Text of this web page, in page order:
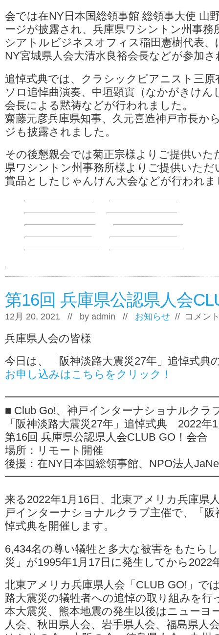
GO！
「阪
神
淡
路
大
27
年」
追
悼
と
懇
報
告
は
会では在NY日本国総領事館 総領事大使 山
ージが披露され、兵庫県ワシントン州事務
シアトルビジネスオフィス稲田憲樹代表
NY宮城県人会大清水良裕会長などが参加
追悼式典では、クラシックピアニスト三
ソロ追悼曲演奏、中垣顕實（なかがきけん
会長による黙祷などが行われました。
齋藤元彦兵庫県知事、久元喜造神戸市長か
ジも披露されました。
その後懇親会では菊正宗様よりご提供いた
県ワシントン州事務所様よりご提供いた
賞品としたじゃんけん大会などが行われま
第16回 兵庫県公認県人会
12月 20, 2021 // by admin // お知らせ //
第
16
県
公
会
GO！
会
は
コメン
兵庫県人会の皆様
今日は、「阪神淡路大震災27年」追悼式典
お申し込みはこちらをクリック！
■ Club Go!、神戸インターナショナルクラ
「阪神淡路大震災27年」追悼式典 2022年
第16回 兵庫県公認県人会CLUB GO！会合
場所：リモート開催
後援：在NY日本国総領事館、NPO法人
来る2022年1月16日、北東アメリカ兵庫県
戸インターナショナルクラブ主催で、「阪
悼式典を開催します。
6,434名の尊い犠牲と多大な被害をもたら
災」が1995年1月17日に発生してから2022
北東アメリカ兵庫県人会「CLUB GO!」で
路大震災の犠牲者への追悼の取り組みを行
本大震災、熊本地震の発生以後はニューヨ
人会、秋田県人会、岩手県人会、福島県人